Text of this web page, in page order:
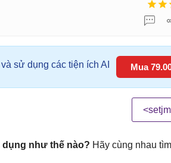
sử dụng các tiện ích AI Mua
dụng như thế nào? Hãy cùng nhau